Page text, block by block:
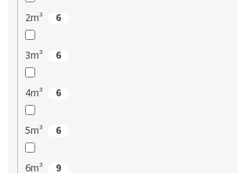
2m³ 6
3m³ 6
4m³ 6
5m³ 6
6m³ 9